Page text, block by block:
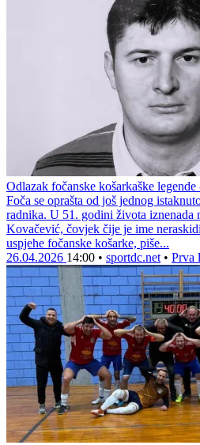
Odlazak fočanske košarkaške
Foča se oprašta od još jednog
radnika. U 51. godini života iznenada
Kovačević, čovjek čije je ime
uspjehe fočanske košarke, piše...
26.04.2026 14:00 • sportdc.net • Prva